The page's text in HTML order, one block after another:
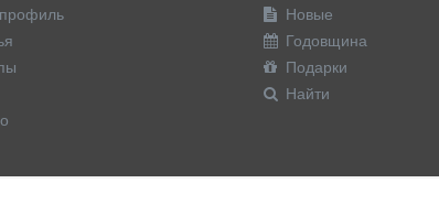
Новые
Годовщина
Подарки
Найти